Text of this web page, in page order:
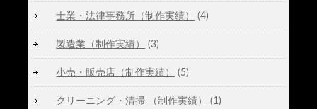
士業・法律事務所（制作実績） (4)
製造業（制作実績） (3)
小売・販売店（制作実績） (5)
クリーニング・清掃 （制作実績） (1)